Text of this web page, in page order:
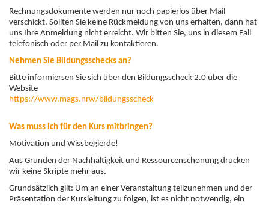
Rechnungsdokumente werden nur noch papierlos über Mail
verschickt. Sollten Sie keine Rückmeldung von uns erhalten, dann hat
uns Ihre Anmeldung nicht erreicht. Wir bitten Sie, uns in diesem Fall
telefonisch oder per Mail zu kontaktieren.
Nehmen Sie Bildungsschecks an?
Bitte informiersen Sie sich über den Bildungsscheck 2.0 über die
Website
https://www.mags.nrw/bildungsscheck
Was muss ich für den Kurs mitbringen?
Motivation und Wissbegierde!
Aus Gründen der Nachhaltigkeit und Ressourcenschonung drucken
wir keine Skripte mehr aus.
Grundsätzlich gilt: Um an einer Veranstaltung teilzunehmen und der
Präsentation der Kursleitung zu folgen, ist es nicht notwendig, ein